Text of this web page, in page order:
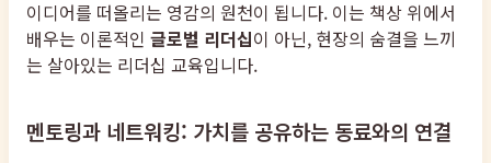
이디어를 떠올리는 영감의 원천이 됩니다. 이는 책상 위에서
배우는 이론적인 글로벌 리더십이 아닌, 현장의 숨결을 느끼
는 살아있는 리더십 교육입니다.
멘토링과 네트워킹: 가치를 공유하는 동료와의 연결